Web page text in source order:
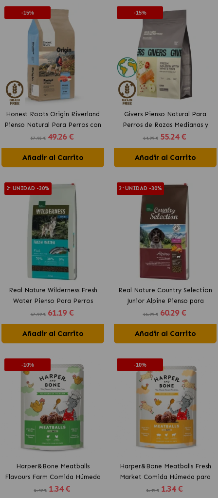
-15%
Honest Roots Origin Riverland
Pienso Natural Para Perros con
Salmón y Vacuno
57.95 € 49.26 €
Añadir al Carrito
-15%
Givers Pienso Natural Para
Perros de Razas Medianas y
Grandes con Salmón
64.99 € 55.24 €
Añadir al Carrito
2ª UNIDAD -30%
Real Nature Wilderness Fresh
Water Pienso Para Perros
Adultos con Pescado
67.99 € 61.19 €
Añadir al Carrito
2ª UNIDAD -30%
Real Nature Country Selection
Junior Alpine Pienso para
Cachorros con Pavo
66.99 € 60.29 €
Añadir al Carrito
-10%
Harper&Bone Meatballs
Flavours Farm Comida Húmeda
para Gatos
1.49 € 1.34 €
-10%
Harper&Bone Meatballs Fresh
Market Comida Húmeda para
Gatos
1.49 € 1.34 €